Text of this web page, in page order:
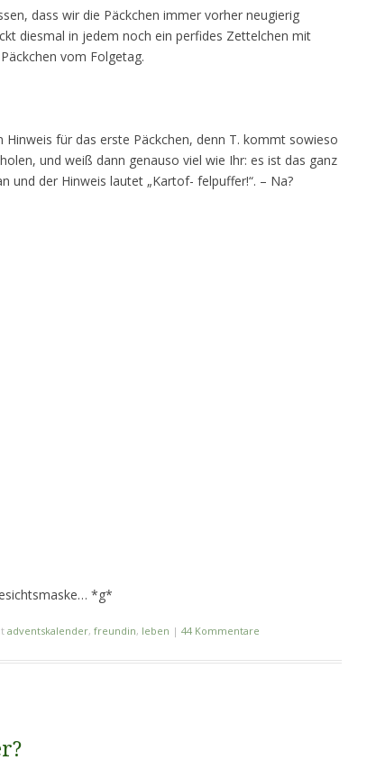
dass wir die Päckchen immer vorher neugierig
diesmal in jedem noch ein perfides Zettelchen mit
vom Folgetag.
für das erste Päckchen, denn T. kommt sowieso
und weiß dann genauso viel wie Ihr: es ist das ganz
und der Hinweis lautet „Kartof- felpuffer!“. – Na?
*g*
adventskalender, freundin, leben | 44 Kommentare